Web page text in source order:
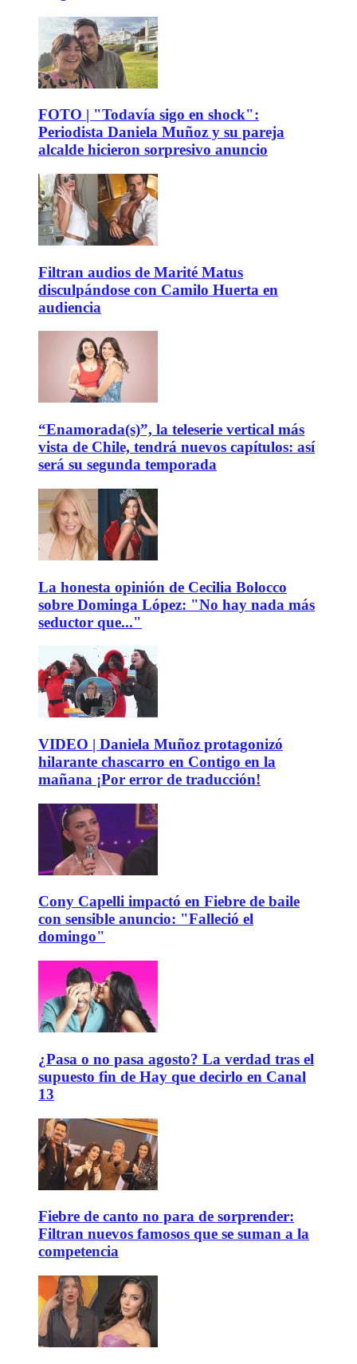
FOTO | "Todavía sigo en shock":
Periodista Daniela Muñoz y su pareja
alcalde hicieron sorpresivo anuncio
Filtran audios de Marité Matus
disculpándose con Camilo Huerta en
audiencia
“Enamorada(s)”, la teleserie vertical más
vista de Chile, tendrá nuevos capítulos: así
será su segunda temporada
La honesta opinión de Cecilia Bolocco
sobre Dominga López: "No hay nada más
seductor que..."
VIDEO | Daniela Muñoz protagonizó
hilarante chascarro en Contigo en la
mañana ¡Por error de traducción!
Cony Capelli impactó en Fiebre de baile
con sensible anuncio: "Falleció el
domingo"
¿Pasa o no pasa agosto? La verdad tras el
supuesto fin de Hay que decirlo en Canal
13
Fiebre de canto no para de sorprender:
Filtran nuevos famosos que se suman a la
competencia